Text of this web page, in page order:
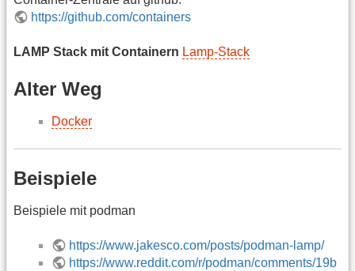
https://github.com/containers
LAMP Stack mit Containern Lamp-Stack
Alter Weg
Docker
Beispiele
Beispiele mit podman
https://www.jakesco.com/posts/podman-lamp/
https://www.reddit.com/r/podman/comments/19b